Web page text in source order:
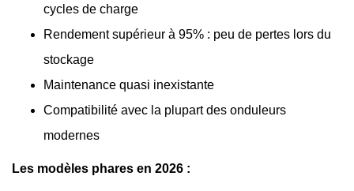
cycles de charge
Rendement supérieur à 95% : peu de pertes lors du
stockage
Maintenance quasi inexistante
Compatibilité avec la plupart des onduleurs
modernes
Les modèles phares en 2026 :